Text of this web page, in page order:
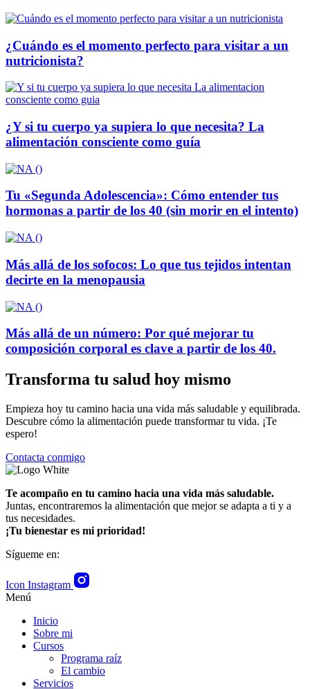
¿Cuándo es el momento perfecto para visitar a un
nutricionista?
¿Y si tu cuerpo ya supiera lo que necesita? La
alimentación consciente como guía
Tu «Segunda Adolescencia»: Cómo entender tus
hormonas a partir de los 40 (sin morir en el intento)
Más allá de los sofocos: Lo que tus tejidos intentan
decirte en la menopausia
Más allá de un número: Por qué mejorar tu
composición corporal es clave a partir de los 40.
Transforma tu salud hoy mismo
Empieza hoy tu camino hacia una vida más saludable y equilibrada.
Descubre cómo la alimentación puede transformar tu vida. ¡Te
espero!
Contacta conmigo
Te acompaño en tu camino hacia una vida más saludable.
Juntas, encontraremos la alimentación que mejor se adapta a ti y a
tus necesidades.
¡Tu bienestar es mi prioridad!
Sígueme en:
Icon Instagram
Menú
Inicio
Sobre mi
Cursos
Programa raíz
El cambio
Servicios